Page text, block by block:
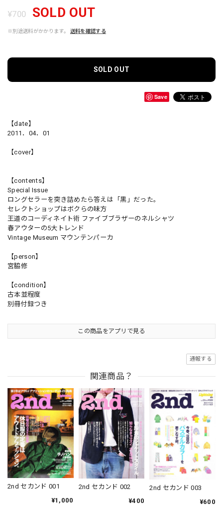
¥700 SOLD OUT
※別途送料がかかります。 送料を確認する
SOLD OUT
Save
【date】
2011．04．01
【cover】
【contents】
Special Issue
ロングセラーを突き詰めたら答えは「黒」だった。
セレクトショップはボクらの味方
王道のコーディネイト術 ファイブブラザーのネルシャツ
春アウターの5大トレンド
Vintage Museum マウンテンパーカ
【person】
宮脇修
【condition】
古本並程度
別冊付録つき
この商品をアプリで見る
通報する
関連商品？
2nd セカンド 001
¥1,000
2nd セカンド 002
¥400
2nd セカンド 003
¥600